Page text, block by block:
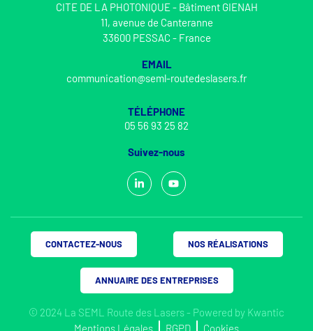
CITE DE LA PHOTONIQUE - Bâtiment GIENAH
11, avenue de Canteranne
33600 PESSAC - France
EMAIL
communication@seml-routedeslasers.fr
TÉLÉPHONE
05 56 93 25 82
Suivez-nous
© 2024 La SEML Route des Lasers - Powered by Kwantic
Mentions Légales
RGPD Cookies
CONTACTEZ-NOUS NOS RÉALISATIONS
ANNUAIRE DES ENTREPRISES